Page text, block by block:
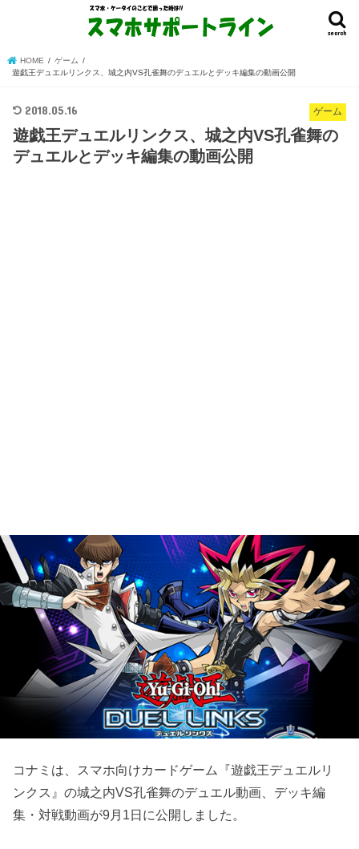
search
HOME
ゲーム
遊戯王デュエルリンクス、城之内VS孔雀舞のデュエルとデッキ編集の動画公開
ゲーム
2018.05.16
遊戯王デュエルリンクス、城之内VS孔雀舞の
デュエルとデッキ編集の動画公開
コナミは、スマホ向けカードゲーム『遊戯王デュエルリ
ンクス』の城之内VS孔雀舞のデュエル動画、デッキ編
集・対戦動画が9月1日に公開しました。